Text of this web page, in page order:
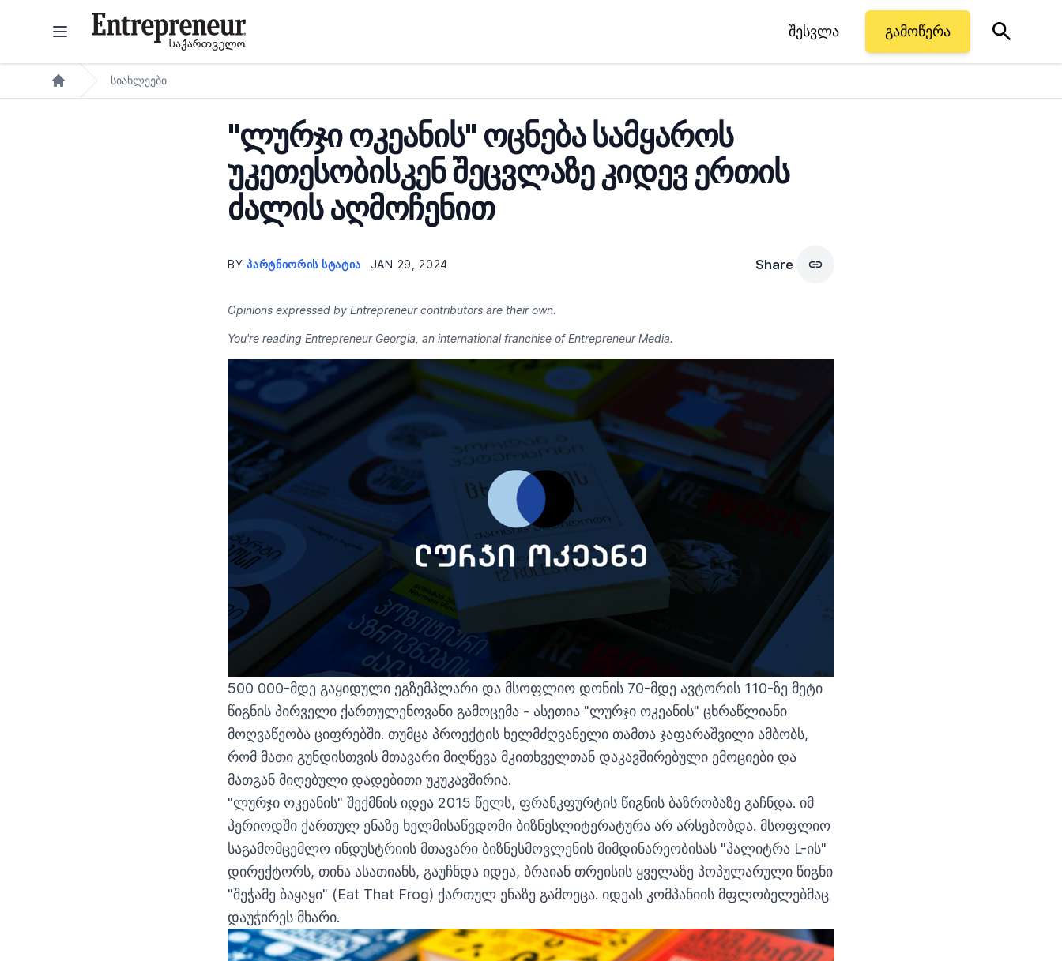
Skip to content
შესვლა გამოწერა
Home
სიახლეები
"ლურჯი ოკეანის" ოცნება სამყაროს
უკეთესობისკენ შეცვლაზე კიდევ ერთის
ძალის აღმოჩენით
BYᲞᲐᲠᲢᲜᲘᲝᲠᲘᲡ ᲡᲢᲐᲢᲘᲐ JAN 29, 2024 Share
Opinions expressed by Entrepreneur contributors are their own.
You're reading Entrepreneur Georgia, an international franchise of Entrepreneur Media.
500 000-მდე გაყიდული ეგზემპლარი და მსოფლიო დონის 70-მდე ავტორის 110-ზე მეტი
წიგნის პირველი ქართულენოვანი გამოცემა - ასეთია "ლურჯი ოკეანის" ცხრაწლიანი
მოღვაწეობა ციფრებში. თუმცა პროექტის ხელმძღვანელი თამთა ჯაფარაშვილი ამბობს,
რომ მათი გუნდისთვის მთავარი მიღწევა მკითხველთან დაკავშირებული ემოციები და
მათგან მიღებული დადებითი უკუკავშირია.
"ლურჯი ოკეანის" შექმნის იდეა 2015 წელს, ფრანკფურტის წიგნის ბაზრობაზე გაჩნდა. იმ
პერიოდში ქართულ ენაზე ხელმისაწვდომი ბიზნესლიტერატურა არ არსებობდა. მსოფლიო
საგამომცემლო ინდუსტრიის მთავარი ბიზნესმოვლენის მიმდინარეობისას "პალიტრა L-ის"
დირექტორს, თინა ასათიანს, გაუჩნდა იდეა, ბრაიან თრეისის ყველაზე პოპულარული წიგნი
"შეჭამე ბაყაყი" (Eat That Frog) ქართულ ენაზე გამოეცა. იდეას კომპანიის მფლობელებმაც
დაუჭირეს მხარი.